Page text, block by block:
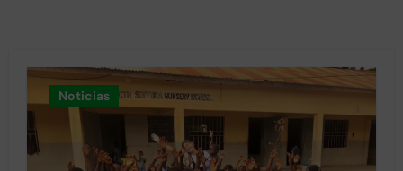
Noticias